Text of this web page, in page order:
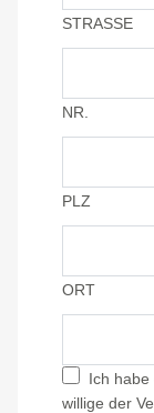
STRASSE
NR.
PLZ
ORT
Ich habe
willige der